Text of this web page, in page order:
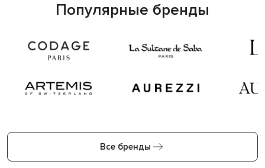
Популярные бренды
Все бренды